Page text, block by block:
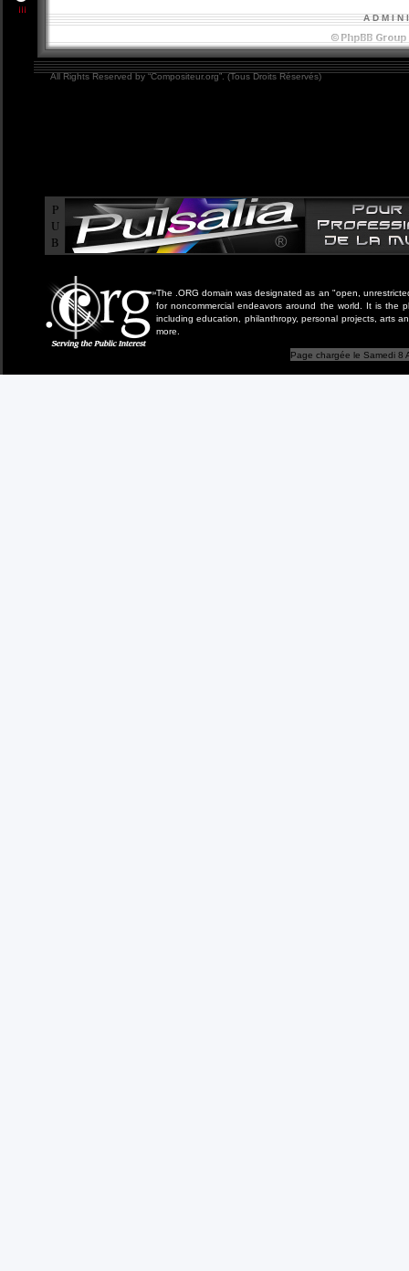
A D M I N
All Rights Reserved by “Compositeur.org”. (Tous Droits Réservés)
P
U
B
The .ORG domain was designated as an "open,
for noncommercial endeavors around the world. It is the
including education, philanthropy, personal projects, arts
more.
Page chargée le Samedi 8